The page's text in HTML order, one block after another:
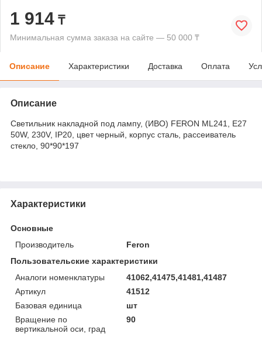
1 914 ₸
Минимальная сумма заказа на сайте — 50 000 ₸
Описание Характеристики Доставка Оплата
Описание
Светильник накладной под лампу, (ИВО) FERON ML241, E27
50W, 230V, IP20, цвет черный, корпус сталь, рассеиватель
стекло, 90*90*197
Характеристики
Основные
Производитель
Feron
Пользовательские характеристики
Аналоги номенклатуры
41062,41475,41481,41487
Артикул
41512
Базовая единица
шт
Вращение по
вертикальной оси, град
90